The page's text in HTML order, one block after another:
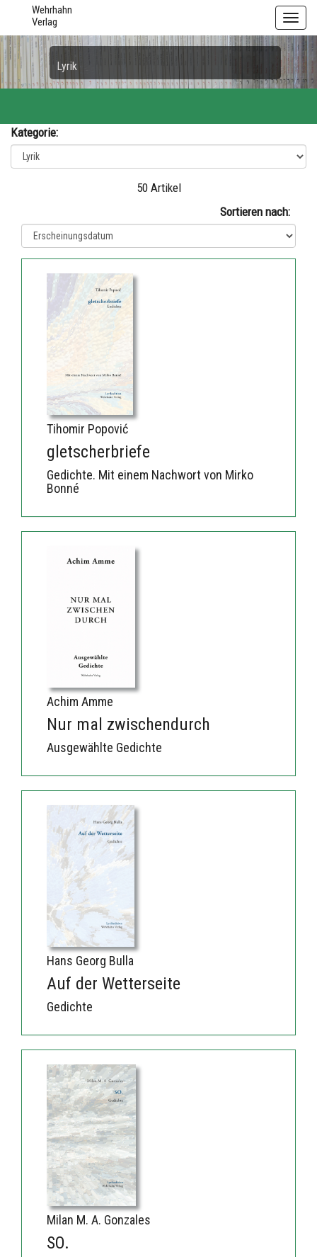
Wehrhahn
Verlag
Lyrik
Kategorie:
50 Artikel
Sortieren nach:
Tihomir Popović
gletscherbriefe
Gedichte. Mit einem Nachwort von Mirko
Bonné
Achim Amme
Nur mal zwischendurch
Ausgewählte Gedichte
Hans Georg Bulla
Auf der Wetterseite
Gedichte
Milan M. A. Gonzales
SO.